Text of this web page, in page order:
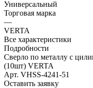
Универсальный
Торговая марка
—
VERTA
Все характеристики
Подробности
Сверло по металлу с
(10шт) VERTA
Арт. VHSS-4241-51
Оставить заявку